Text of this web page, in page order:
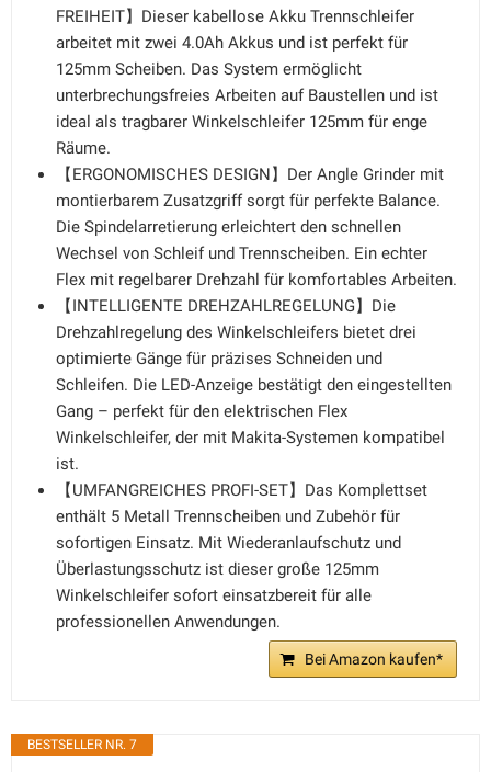
FREIHEIT】Dieser kabellose Akku Trennschleifer
arbeitet mit zwei 4.0Ah Akkus und ist perfekt für
125mm Scheiben. Das System ermöglicht
unterbrechungsfreies Arbeiten auf Baustellen und ist
ideal als tragbarer Winkelschleifer 125mm für enge
Räume.
【ERGONOMISCHES DESIGN】Der Angle Grinder mit
montierbarem Zusatzgriff sorgt für perfekte Balance.
Die Spindelarretierung erleichtert den schnellen
Wechsel von Schleif und Trennscheiben. Ein echter
Flex mit regelbarer Drehzahl für komfortables Arbeiten.
【INTELLIGENTE DREHZAHLREGELUNG】Die
Drehzahlregelung des Winkelschleifers bietet drei
optimierte Gänge für präzises Schneiden und
Schleifen. Die LED-Anzeige bestätigt den eingestellten
Gang – perfekt für den elektrischen Flex
Winkelschleifer, der mit Makita-Systemen kompatibel
ist.
【UMFANGREICHES PROFI-SET】Das Komplettset
enthält 5 Metall Trennscheiben und Zubehör für
sofortigen Einsatz. Mit Wiederanlaufschutz und
Überlastungsschutz ist dieser große 125mm
Winkelschleifer sofort einsatzbereit für alle
professionellen Anwendungen.
Bei Amazon kaufen*
BESTSELLER NR. 7